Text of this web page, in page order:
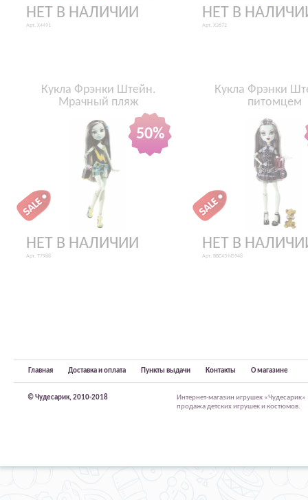
НЕТ В НАЛИЧИИ
Арт. X4491
НЕТ В
Арт. X3672
50%
Кукла Фрэнки Штейн.
Мрачный пляж
НЕТ В НАЛИЧИИ
Арт. T7988
Кукла Фрэнки
питомцем
НЕТ В
Арт. BBC43-N5948
Главная Доставка и оплата Пункты выдачи Контакты О магазине
© Чудесарик, 2010-2018
Интернет-магазин игрушек
продажа детских игрушек и костюмов.